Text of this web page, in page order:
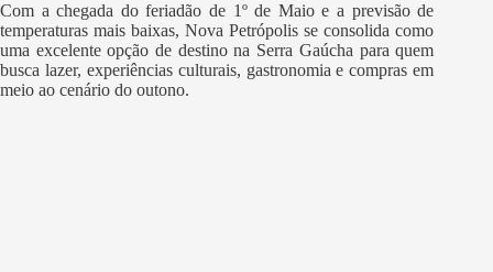
Com a chegada do feriadão de 1º de Maio e a previsão de
temperaturas mais baixas, Nova Petrópolis se consolida como
uma excelente opção de destino na Serra Gaúcha para quem
busca lazer, experiências culturais, gastronomia e compras em
meio ao cenário do outono.